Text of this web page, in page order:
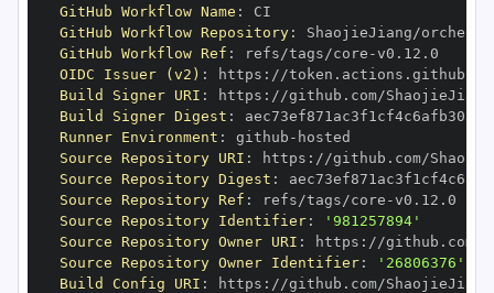
GitHub Workflow Name :
GitHub Workflow Repository:
GitHub Workflow Ref : refs/tags/core -
OIDC Issuer (v2) : https :
Build Signer URI : https : //github.com/
Build Signer Digest :
Runner Environment : github -
Source Repository URI : https :
Source Repository Digest :
Source Repository Ref : refs/tags/core -
Source Repository Identifier:
'981257894'
Source Repository Owner URI : https :
Source Repository Owner Identifier:
'26806376'
Build Config URI : https : //github.com/